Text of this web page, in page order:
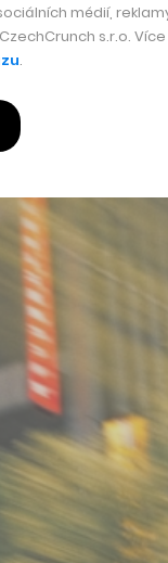
médií,
s.r.o. Více
.